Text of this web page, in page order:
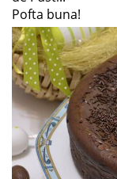
Pofta buna!